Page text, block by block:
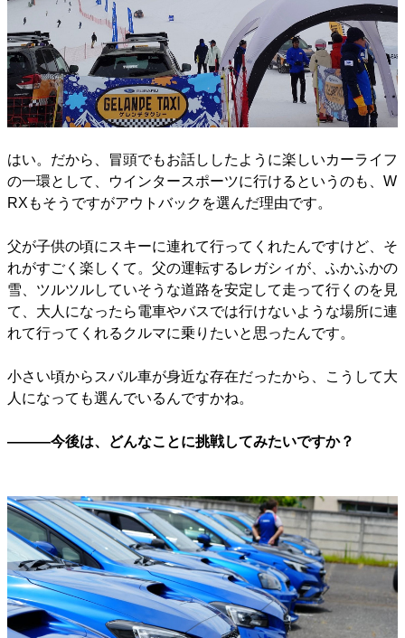
はい。だから、冒頭でもお話ししたように楽しいカーライフ
の一環として、ウインタースポーツに行けるというのも、W
RXもそうですがアウトバックを選んだ理由です。
父が子供の頃にスキーに連れて行ってくれたんですけど、そ
れがすごく楽しくて。父の運転するレガシィが、ふかふかの
雪、ツルツルしていそうな道路を安定して走って行くのを見
て、大人になったら電車やバスでは行けないような場所に連
れて行ってくれるクルマに乗りたいと思ったんです。
小さい頃からスバル車が身近な存在だったから、こうして大
人になっても選んでいるんですかね。
―――今後は、どんなことに挑戦してみたいですか？